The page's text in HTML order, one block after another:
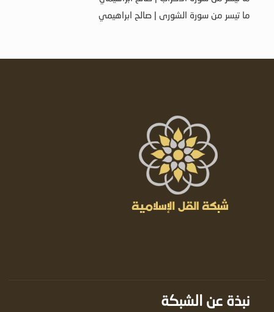
ما تيسر من سورة الشورى | صالح ابراهيمي
نبذة عن الشبكة